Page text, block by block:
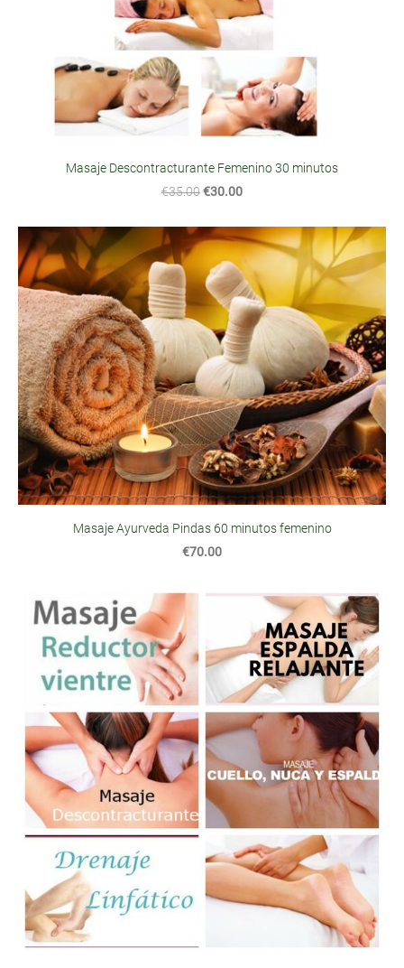
Masaje Descontracturante Femenino 30 minutos
€35.00€30.00
Masaje Ayurveda Pindas 60 minutos femenino
€70.00